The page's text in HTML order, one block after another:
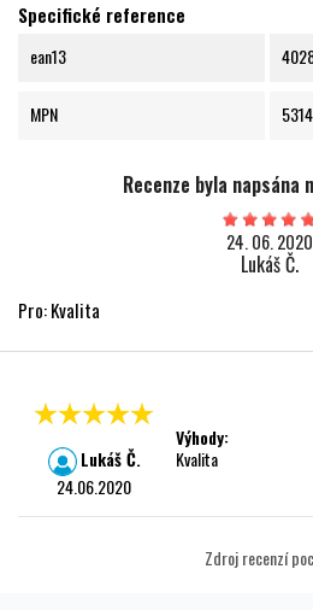
Specifické reference
ean13
MPN
Recenze byla napsána
24. 06. 2020
Lukáš Č.
Pro: Kvalita
Lukáš Č.
24.06.2020
Výhody:
Kvalita
Zdroj recenzí